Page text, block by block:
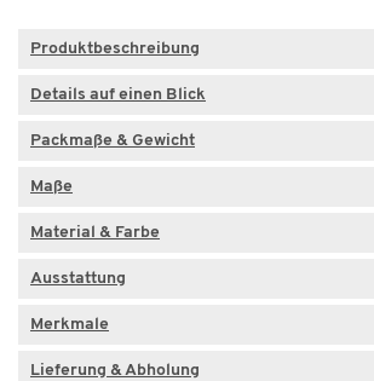
Produktbeschreibung
Details auf einen Blick
Packmaße & Gewicht
Maße
Material & Farbe
Ausstattung
Merkmale
Lieferung & Abholung